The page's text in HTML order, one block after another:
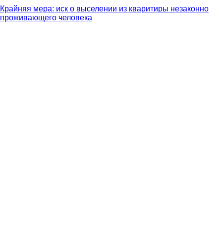
Крайняя мера: иск о выселении из кваритиры незаконно
проживающего человека